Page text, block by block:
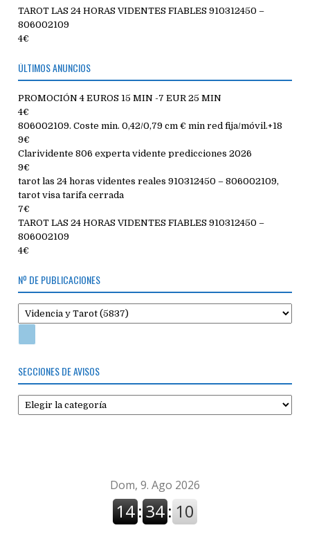
TAROT LAS 24 HORAS VIDENTES FIABLES 910312450 –
806002109
4€
ÚLTIMOS ANUNCIOS
PROMOCIÓN 4 EUROS 15 MIN -7 EUR 25 MIN
4€
806002109. Coste min. 0,42/0,79 cm € min red fija/móvil.+18
9€
Clarividente 806 experta vidente predicciones 2026
9€
tarot las 24 horas videntes reales 910312450 – 806002109,
tarot visa tarifa cerrada
7€
TAROT LAS 24 HORAS VIDENTES FIABLES 910312450 –
806002109
4€
Nº DE PUBLICACIONES
SECCIONES DE AVISOS
Secciones
de